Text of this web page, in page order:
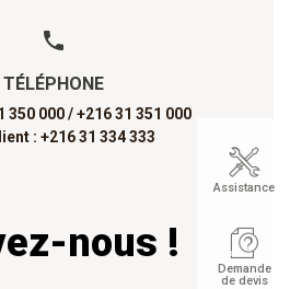
TÉLÉPHONE
350 000 /+216 31 351 000
: +216 31 334 333
nous !
Assistance
Demande
de devis